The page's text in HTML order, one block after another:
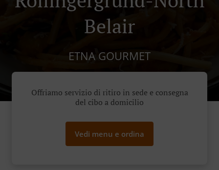
Belair
ETNA GOURMET
Offriamo servizio di ritiro in sede e consegna
del cibo a domicilio
Vedi menu e ordina